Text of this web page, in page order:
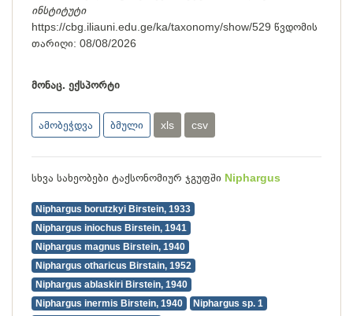
ინსტიტუტი
https://cbg.iliauni.edu.ge/ka/taxonomy/show/529 წვდომის
თარიღი: 08/08/2026
მონაც. ექსპორტი
ამობეჭდვა ბმული xls csv
სხვა სახეობები ტაქსონომიურ ჯგუფში Niphargus
Niphargus borutzkyi Birstein, 1933
Niphargus iniochus Birstein, 1941
Niphargus magnus Birstein, 1940
Niphargus otharicus Birstain, 1952
Niphargus ablaskiri Birstein, 1940
Niphargus inermis Birstein, 1940
Niphargus sp. 1